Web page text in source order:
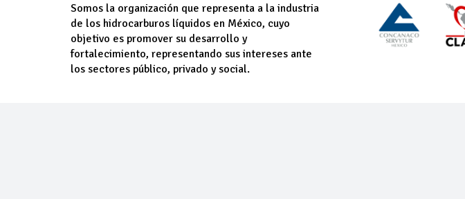
Somos la organización que representa a la industria
de los hidrocarburos líquidos en México, cuyo
objetivo es promover su desarrollo y
fortalecimiento, representando sus intereses ante
los sectores público, privado y social.